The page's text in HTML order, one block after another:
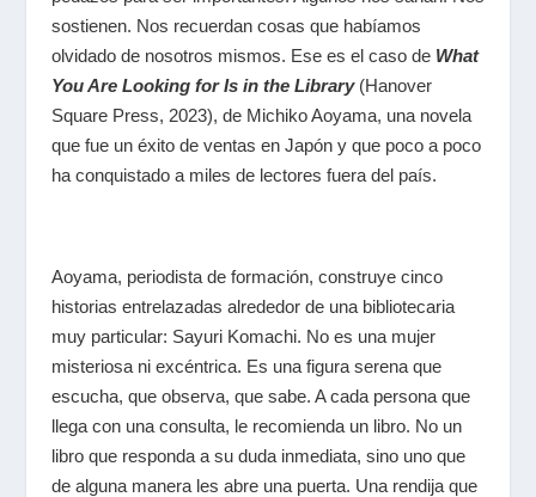
sostienen. Nos recuerdan cosas que habíamos
olvidado de nosotros mismos. Ese es el caso de What
You Are Looking for Is in the Library (Hanover
Square Press, 2023), de Michiko Aoyama, una novela
que fue un éxito de ventas en Japón y que poco a poco
ha conquistado a miles de lectores fuera del país.
Aoyama, periodista de formación, construye cinco
historias entrelazadas alrededor de una bibliotecaria
muy particular: Sayuri Komachi. No es una mujer
misteriosa ni excéntrica. Es una figura serena que
escucha, que observa, que sabe. A cada persona que
llega con una consulta, le recomienda un libro. No un
libro que responda a su duda inmediata, sino uno que
de alguna manera les abre una puerta. Una rendija que